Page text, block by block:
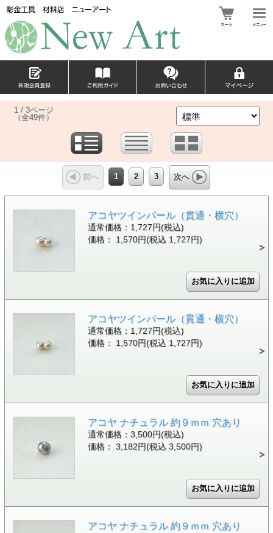
1 / 3ページ
（全49件）
前へ 1 2 3 次へ
アコヤツインパール（貫通・横穴）
通常価格：1,727円(税込)
価格： 1,570円(税込 1,727円)
アコヤツインパール（貫通・横穴）
通常価格：1,727円(税込)
価格： 1,570円(税込 1,727円)
アコヤ ナチュラル 約９ｍｍ 穴あり
通常価格：3,500円(税込)
価格： 3,182円(税込 3,500円)
アコヤ ナチュラル 約９ｍｍ 穴あり